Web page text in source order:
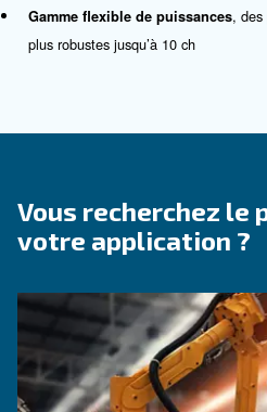
Pourquoi choisir
Le bruit ne doit pas être le
fiable. C’est pourquoi nous
compresseurs à pistons
environnements de travail
Grâce à leur conception
machines fournissent un flux
niveaux de décibels au
laboratoires et l’industrie